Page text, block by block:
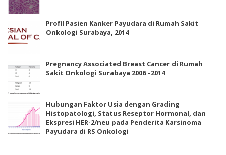
Profil Pasien Kanker Payudara di Rumah Sakit
Onkologi Surabaya, 2014
Pregnancy Associated Breast Cancer di Rumah
Sakit Onkologi Surabaya 2006 –2014
Hubungan Faktor Usia dengan Grading
Histopatologi, Status Reseptor Hormonal, dan
Ekspresi HER-2/neu pada Penderita Karsinoma
Payudara di RS Onkologi